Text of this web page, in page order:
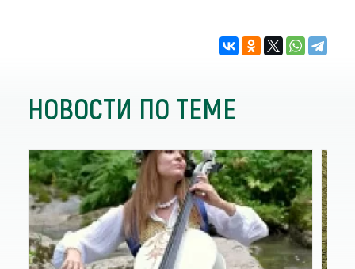
НОВОСТИ ПО ТЕМЕ